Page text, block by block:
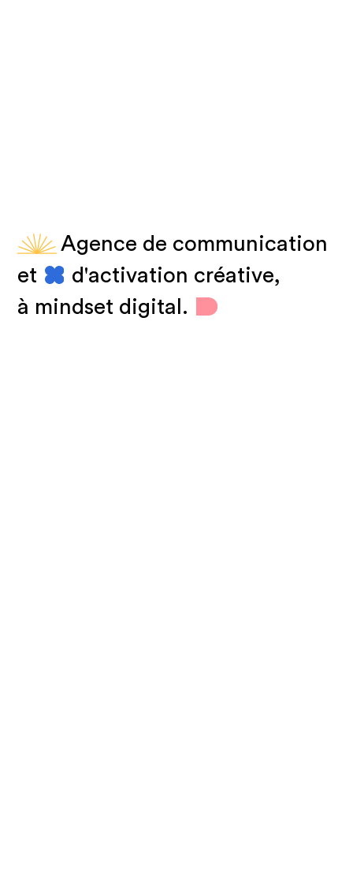
Agence de communication
et
d'activation créative,
à mindset digital.